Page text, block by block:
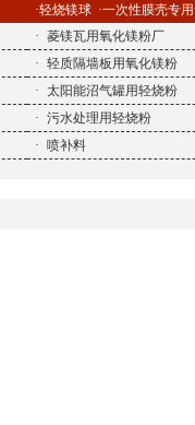
·轻烧镁球 ·一次性膜壳专用
· 菱镁瓦用氧化镁粉厂
· 轻质隔墙板用氧化镁粉
· 太阳能沼气罐用轻烧粉
· 污水处理用轻烧粉
· 喷补料